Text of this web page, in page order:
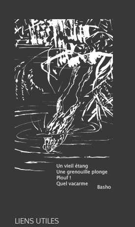
LIENS UTILES